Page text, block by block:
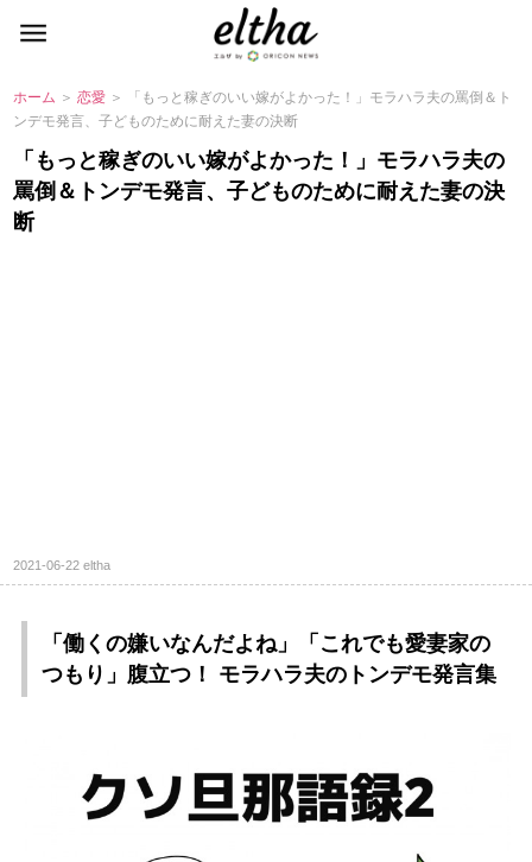
ホーム ＞恋愛 ＞ 「もっと稼ぎのいい嫁がよかった！」モラハラ夫の罵倒＆ト
ンデモ発言、子どものために耐えた妻の決断
「もっと稼ぎのいい嫁がよかった！」モラハラ夫の
罵倒＆トンデモ発言、子どものために耐えた妻の決
断
2021-06-22eltha
「働くの嫌いなんだよね」「これでも愛妻家の
つもり」腹立つ！ モラハラ夫のトンデモ発言集